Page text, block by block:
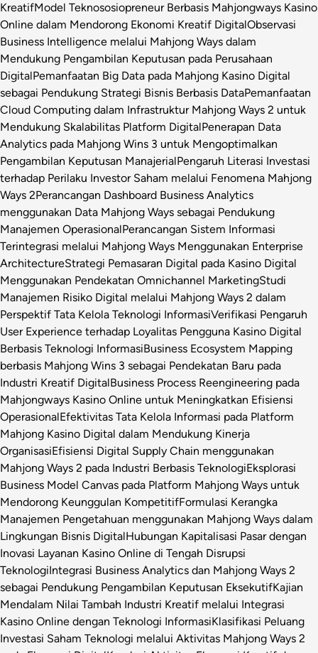
KreatifModel Teknososiopreneur Berbasis Mahjongways Kasino
Online dalam Mendorong Ekonomi Kreatif DigitalObservasi
Business Intelligence melalui Mahjong Ways dalam
Mendukung Pengambilan Keputusan pada Perusahaan
DigitalPemanfaatan Big Data pada Mahjong Kasino Digital
sebagai Pendukung Strategi Bisnis Berbasis DataPemanfaatan
Cloud Computing dalam Infrastruktur Mahjong Ways 2 untuk
Mendukung Skalabilitas Platform DigitalPenerapan Data
Analytics pada Mahjong Wins 3 untuk Mengoptimalkan
Pengambilan Keputusan ManajerialPengaruh Literasi Investasi
terhadap Perilaku Investor Saham melalui Fenomena Mahjong
Ways 2Perancangan Dashboard Business Analytics
menggunakan Data Mahjong Ways sebagai Pendukung
Manajemen OperasionalPerancangan Sistem Informasi
Terintegrasi melalui Mahjong Ways Menggunakan Enterprise
ArchitectureStrategi Pemasaran Digital pada Kasino Digital
Menggunakan Pendekatan Omnichannel MarketingStudi
Manajemen Risiko Digital melalui Mahjong Ways 2 dalam
Perspektif Tata Kelola Teknologi InformasiVerifikasi Pengaruh
User Experience terhadap Loyalitas Pengguna Kasino Digital
Berbasis Teknologi InformasiBusiness Ecosystem Mapping
berbasis Mahjong Wins 3 sebagai Pendekatan Baru pada
Industri Kreatif DigitalBusiness Process Reengineering pada
Mahjongways Kasino Online untuk Meningkatkan Efisiensi
OperasionalEfektivitas Tata Kelola Informasi pada Platform
Mahjong Kasino Digital dalam Mendukung Kinerja
OrganisasiEfisiensi Digital Supply Chain menggunakan
Mahjong Ways 2 pada Industri Berbasis TeknologiEksplorasi
Business Model Canvas pada Platform Mahjong Ways untuk
Mendorong Keunggulan KompetitifFormulasi Kerangka
Manajemen Pengetahuan menggunakan Mahjong Ways dalam
Lingkungan Bisnis DigitalHubungan Kapitalisasi Pasar dengan
Inovasi Layanan Kasino Online di Tengah Disrupsi
TeknologiIntegrasi Business Analytics dan Mahjong Ways 2
sebagai Pendukung Pengambilan Keputusan EksekutifKajian
Mendalam Nilai Tambah Industri Kreatif melalui Integrasi
Kasino Online dengan Teknologi InformasiKlasifikasi Peluang
Investasi Saham Teknologi melalui Aktivitas Mahjong Ways 2